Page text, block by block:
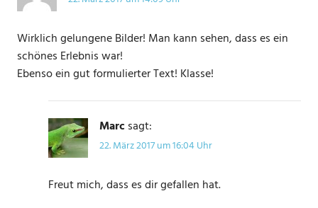
Wirklich gelungene Bilder! Man kann sehen, dass es ein
schönes Erlebnis war!
Ebenso ein gut formulierter Text! Klasse!
Marc sagt:
22. März 2017 um 16:04 Uhr
Freut mich, dass es dir gefallen hat.